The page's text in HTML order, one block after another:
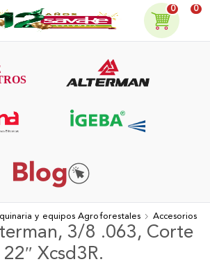
0 0
y equipos Agroforestales Accesorios
3/8 .063, Corte
Xcsd3R.